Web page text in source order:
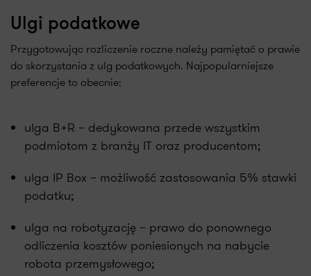
Ulgi podatkowe
Przygotowując rozliczenie roczne należy pamiętać o prawie
do skorzystania z ulg podatkowych. Najpopularniejsze
preferencje to obecnie:
ulga B+R – dedykowana przede wszystkim
podmiotom z branży IT oraz producentom;
ulga IP Box – możliwość zastosowania 5% stawki
podatku;
ulga na robotyzację – prawo do ponownego
odliczenia kosztów poniesionych na nabycie
robota przemysłowego;